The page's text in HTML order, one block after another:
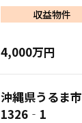
収益物件
4,000万円
沖縄県うるま
1326‐1